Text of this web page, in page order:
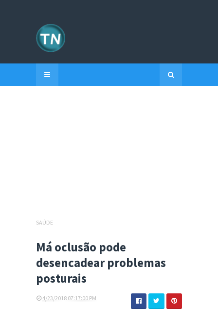
SAÚDE
Má oclusão pode
desencadear problemas
posturais
4/23/2018 07:17:00 PM